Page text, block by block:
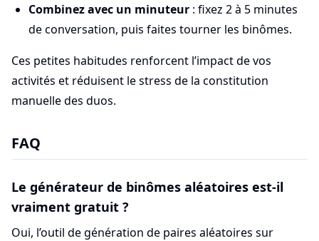
Combinez avec un minuteur : fixez 2 à 5 minutes
de conversation, puis faites tourner les binômes.
Ces petites habitudes renforcent l’impact de vos
activités et réduisent le stress de la constitution
manuelle des duos.
FAQ
Le générateur de binômes aléatoires est-il
vraiment gratuit ?
Oui, l’outil de génération de paires aléatoires sur